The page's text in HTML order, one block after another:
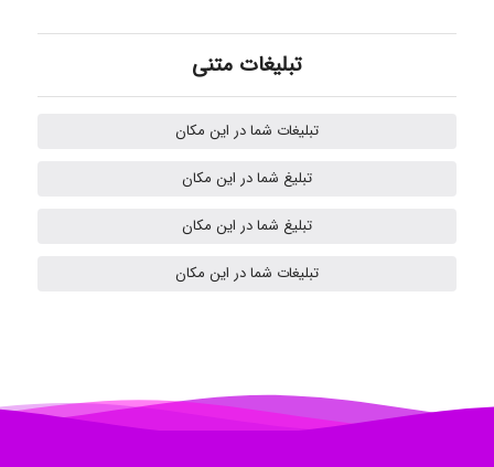
Mehrab
تبلیغات متنی
تبلیغات شما در این مکان
تبلیغ شما در این مکان
تبلیغ شما در این مکان
تبلیغات شما در این مکان